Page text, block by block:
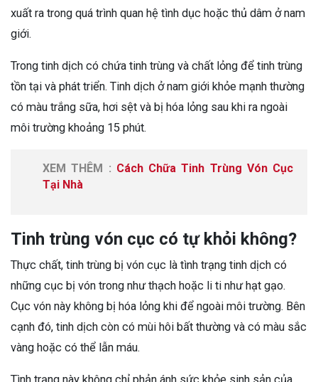
xuất ra trong quá trình quan hệ tình dục hoặc thủ dâm ở nam
giới.
Trong tinh dịch có chứa tinh trùng và chất lỏng để tinh trùng
tồn tại và phát triển. Tinh dịch ở nam giới khỏe mạnh thường
có màu trắng sữa, hơi sệt và bị hóa lỏng sau khi ra ngoài
môi trường khoảng 15 phút.
XEM THÊM : Cách Chữa Tinh Trùng Vón Cục
Tại Nhà
Tinh trùng vón cục có tự khỏi không?
Thực chất, tinh trùng bị vón cục là tình trạng tinh dịch có
những cục bị vón trong như thạch hoặc li ti như hạt gạo.
Cục vón này không bị hóa lỏng khi để ngoài môi trường. Bên
cạnh đó, tinh dịch còn có mùi hôi bất thường và có màu sắc
vàng hoặc có thể lẫn máu.